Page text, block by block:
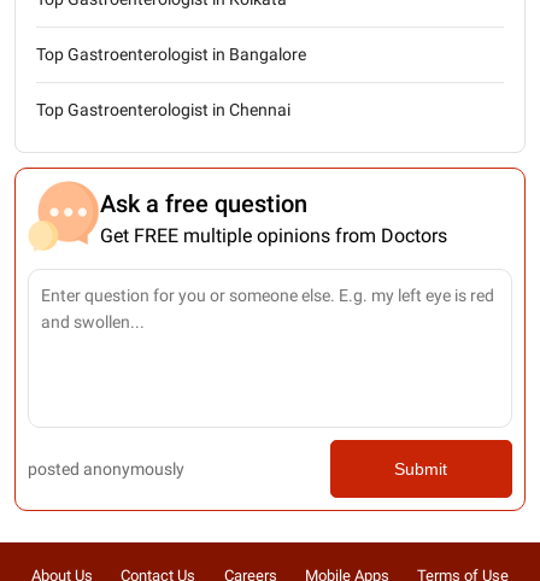
Top Gastroenterologist in Bangalore
Top Gastroenterologist in Chennai
Ask a free question
Get FREE multiple opinions from Doctors
posted anonymously Submit
About Us Contact Us Careers Mobile Apps Terms of Use